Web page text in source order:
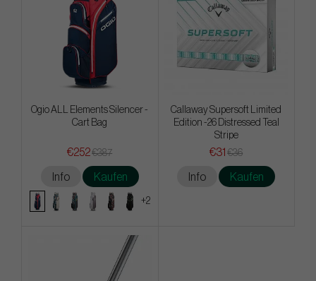
Ogio ALL Elements Silencer -
Cart Bag
€252€387
Info Kaufen
+2
Callaway Supersoft Limited
Edition -26 Distressed Teal
Stripe
€31 €36
Info Kaufen